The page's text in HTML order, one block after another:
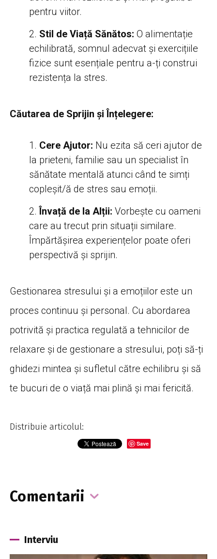
pentru viitor.
Stil de Viață Sănătos: O alimentație
echilibrată, somnul adecvat și exercițiile
fizice sunt esențiale pentru a-ți construi
rezistența la stres.
Căutarea de Sprijin și Înțelegere:
Cere Ajutor: Nu ezita să ceri ajutor de
la prieteni, familie sau un specialist în
sănătate mentală atunci când te simți
copleșit/ă de stres sau emoții.
Învață de la Alții: Vorbește cu oameni
care au trecut prin situații similare.
Împărtășirea experiențelor poate oferi
perspectivă și sprijin.
Gestionarea stresului și a emoțiilor este un
proces continuu și personal. Cu abordarea
potrivită și practica regulată a tehnicilor de
relaxare și de gestionare a stresului, poți să-ți
ghidezi mintea și sufletul către echilibru și să
te bucuri de o viață mai plină și mai fericită.
Distribuie articolul:
Save
Comentarii
Interviu